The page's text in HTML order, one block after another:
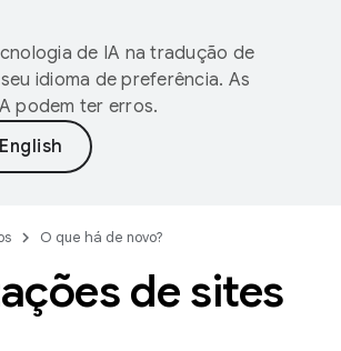
de IA na tradução de
idioma de preferência. As
podem ter erros.
O que há de novo?
de sites